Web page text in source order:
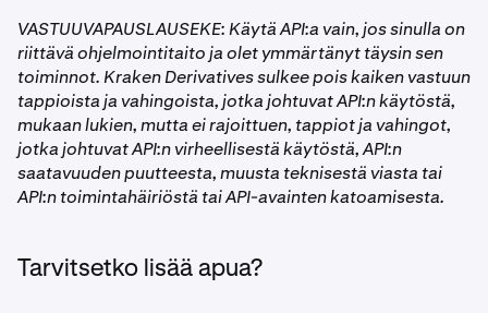
VASTUUVAPAUSLAUSEKE: Käytä API:a vain, jos sinulla on
riittävä ohjelmointitaito ja olet ymmärtänyt täysin sen
toiminnot. Kraken Derivatives sulkee pois kaiken vastuun
tappioista ja vahingoista, jotka johtuvat API:n käytöstä,
mukaan lukien, mutta ei rajoittuen, tappiot ja vahingot,
jotka johtuvat API:n virheellisestä käytöstä, API:n
saatavuuden puutteesta, muusta teknisestä viasta tai
API:n toimintahäiriöstä tai API-avainten katoamisesta.
Tarvitsetko lisää apua?